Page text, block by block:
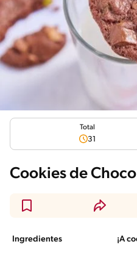
Total
31
Cookies de
Ingredientes ¡A